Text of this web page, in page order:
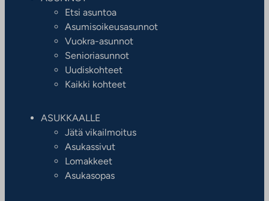
Etsi asuntoa
Asumisoikeusasunnot
Vuokra-asunnot
Senioriasunnot
Uudiskohteet
Kaikki kohteet
ASUKKAALLE
Jätä vikailmoitus
Asukassivut
Lomakkeet
Asukasopas